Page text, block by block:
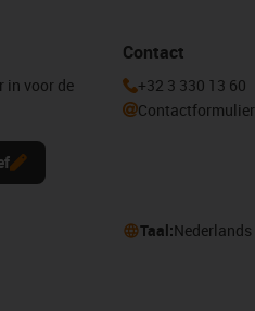
in voor de
Contact
+32 3 330 13 60
Contactformulier
Taal:Nederlands